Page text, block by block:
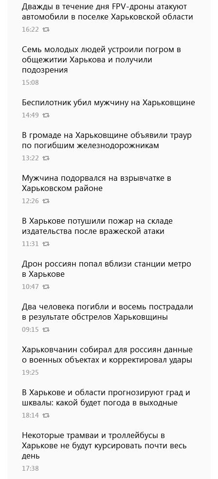
Дважды в течение дня FPV-дроны атакуют
автомобили в поселке Харьковской области
16:22
Семь молодых людей устроили погром в
общежитии Харькова и получили
подозрения
15:08
Беспилотник убил мужчину на Харьковщине
14:49
В громаде на Харьковщине объявили траур
по погибшим железнодорожникам
13:22
Мужчина подорвался на взрывчатке в
Харьковском районе
12:26
В Харькове потушили пожар на складе
издательства после вражеской атаки
11:31
Дрон россиян попал вблизи станции метро
в Харькове
10:47
Два человека погибли и восемь пострадали
в результате обстрелов Харьковщины
09:15
Харьковчанин собирал для россиян данные
о военных объектах и ​​корректировал удары
19:25
В Харькове и области прогнозируют град и
шквалы: какой будет погода в выходные
18:14
Некоторые трамваи и троллейбусы в
Харькове не будут курсировать почти весь
день
17:38